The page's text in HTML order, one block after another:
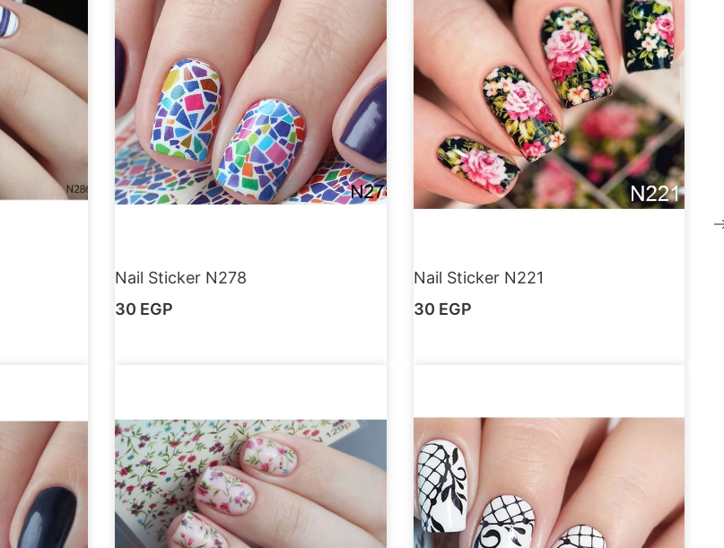
Nail Sticker N278
30 EGP
Nail Sticker N221
30 EGP